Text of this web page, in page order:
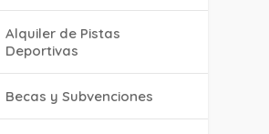
Alquiler de Pistas
Deportivas
Becas y Subvenciones